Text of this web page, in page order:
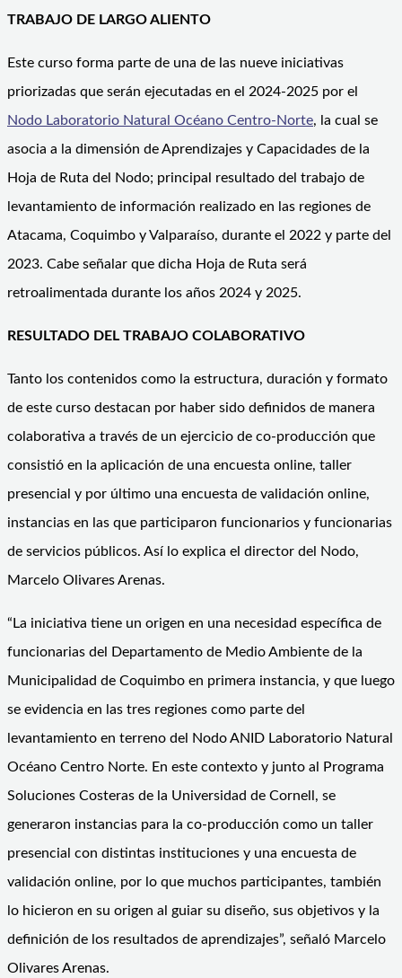
TRABAJO DE LARGO ALIENTO
Este curso forma parte de una de las nueve iniciativas
priorizadas que serán ejecutadas en el 2024-2025 por el
Nodo Laboratorio Natural Océano Centro-Norte, la cual se
asocia a la dimensión de Aprendizajes y Capacidades de la
Hoja de Ruta del Nodo; principal resultado del trabajo de
levantamiento de información realizado en las regiones de
Atacama, Coquimbo y Valparaíso, durante el 2022 y parte del
2023. Cabe señalar que dicha Hoja de Ruta será
retroalimentada durante los años 2024 y 2025.
RESULTADO DEL TRABAJO COLABORATIVO
Tanto los contenidos como la estructura, duración y formato
de este curso destacan por haber sido definidos de manera
colaborativa a través de un ejercicio de co-producción que
consistió en la aplicación de una encuesta online, taller
presencial y por último una encuesta de validación online,
instancias en las que participaron funcionarios y funcionarias
de servicios públicos. Así lo explica el director del Nodo,
Marcelo Olivares Arenas.
“La iniciativa tiene un origen en una necesidad específica de
funcionarias del Departamento de Medio Ambiente de la
Municipalidad de Coquimbo en primera instancia, y que luego
se evidencia en las tres regiones como parte del
levantamiento en terreno del Nodo ANID Laboratorio Natural
Océano Centro Norte. En este contexto y junto al Programa
Soluciones Costeras de la Universidad de Cornell, se
generaron instancias para la co-producción como un taller
presencial con distintas instituciones y una encuesta de
validación online, por lo que muchos participantes, también
lo hicieron en su origen al guiar su diseño, sus objetivos y la
definición de los resultados de aprendizajes”, señaló Marcelo
Olivares Arenas.